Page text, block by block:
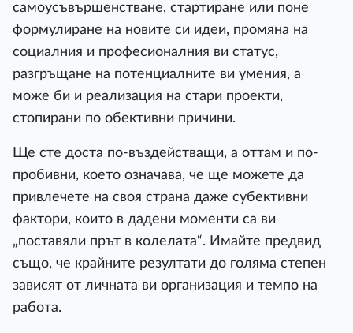
самоусъвършенстване, стартиране или поне
формулиране на новите си идеи, промяна на
социалния и професионалния ви статус,
разгръщане на потенциалните ви умения, а
може би и реализация на стари проекти,
стопирани по обективни причини.
Ще сте доста по-въздействащи, а оттам и по-
пробивни, което означава, че ще можете да
привлечете на своя страна даже субективни
фактори, които в дадени моменти са ви
„поставяли прът в колелата“. Имайте предвид
също, че крайните резултати до голяма степен
зависят от личната ви организация и темпо на
работа.